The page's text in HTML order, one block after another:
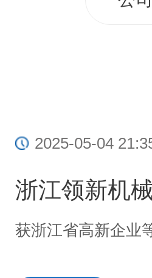
2025-05-04
浙江领新机
获浙江省高新企业